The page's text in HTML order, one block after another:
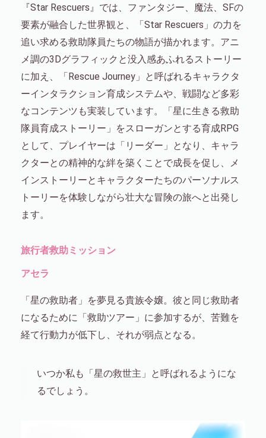
『Star Rescuers』では、ファンタジー、魔法、SFの
要素が融合した世界観と、「Star Rescuers」の力を
追い求める救助隊員たちの物語が描かれます。アニ
メ調の3Dグラフィックと没入感あふれるストーリー
に加え、「Rescue Journey」と呼ばれるキャラクタ
ーインタラクション育成システムや、戦闘など多彩
なコンテンツも実装しています。「星に生きる救助
隊員育成ストーリー」をスローガンとする育成RPG
として、プレイヤーは「リーダー」となり、キャラ
クターとの精神的な絆を築くことで成長を促し、メ
インストーリーとキャラクターたちのパーソナルス
トーリーを体験しながら壮大な冒険の旅へと出発し
ます。
旅行者救助ミッション
アセラ
「星の救助者」を夢見る貴族令嬢。彼と同じ救助者
になるために「救助ツアー」に参加するが、苦難を
経て行動力が低下し、それが弱点となる。
いつか私も「星の救世主」と呼ばれるようにな
るでしょう。